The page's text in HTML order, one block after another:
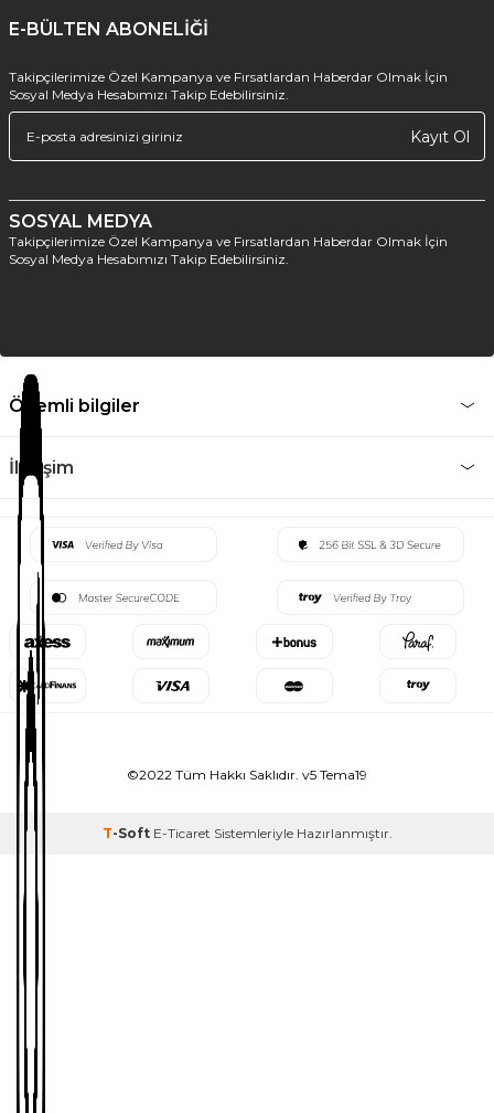
E-BÜLTEN ABONELİĞİ
Takipçilerimize Özel Kampanya ve Fırsatlardan Haberdar Olmak İçin
Sosyal Medya Hesabımızı Takip Edebilirsiniz.
Kayıt Ol
SOSYAL MEDYA
Takipçilerimize Özel Kampanya ve Fırsatlardan Haberdar Olmak İçin
Sosyal Medya Hesabımızı Takip Edebilirsiniz.
Önemli bilgiler
İletişim
©2022 Tüm Hakkı Saklıdır. v5 Tema19
T-Soft E-Ticaret Sistemleriyle Hazırlanmıştır.